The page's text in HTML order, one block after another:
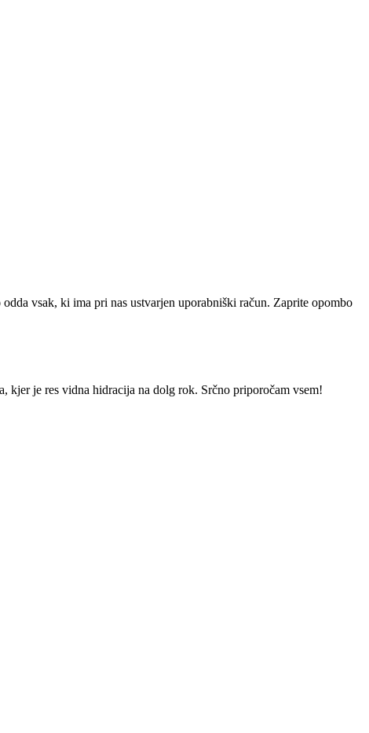
vsak, ki ima pri nas ustvarjen uporabniški račun. Zaprite opombo
kjer je res vidna hidracija na dolg rok. Srčno priporočam vsem!